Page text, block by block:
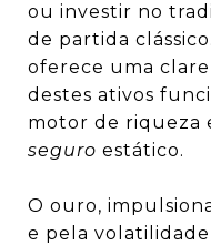
ou investir no
de partida
oferece uma
destes ativos
motor de riqueza
seguro estático.
O ouro,
e pela volatilidade